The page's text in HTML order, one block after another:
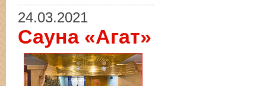
24.03.2021
Сауна «Агат»